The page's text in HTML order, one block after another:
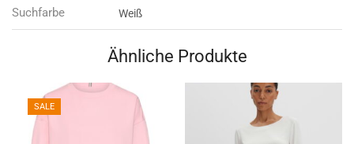
Suchfarbe Weiß
Ähnliche Produkte
SALE